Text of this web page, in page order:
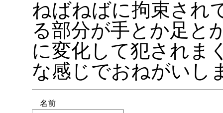
ねばねばに拘束され
る部分が手とか足と
に変化して犯されま
な感じでおねがいし
名前